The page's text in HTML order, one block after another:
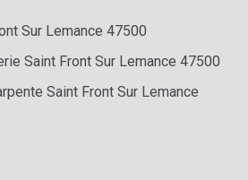
Sur Lemance 47500
Saint Front Sur Lemance 47500
Saint Front Sur Lemance